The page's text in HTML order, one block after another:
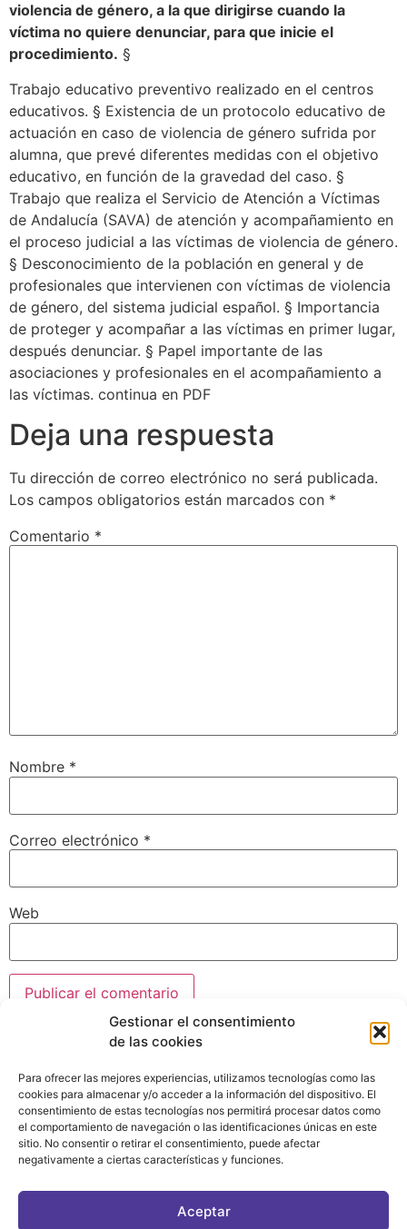
Gestionar el consentimiento
de las cookies
Para ofrecer las mejores experiencias, utilizamos tecnologías como las
cookies para almacenar y/o acceder a la información del dispositivo. El
consentimiento de estas tecnologías nos permitirá procesar datos como
el comportamiento de navegación o las identificaciones únicas en este
sitio. No consentir o retirar el consentimiento, puede afectar
negativamente a ciertas características y funciones.
Aceptar
violencia de género, a la que dirigirse cuando la
víctima no quiere denunciar, para que inicie el
procedimiento. §
Trabajo educativo preventivo realizado en el centros
educativos. § Existencia de un protocolo educativo de
actuación en caso de violencia de género sufrida por
alumna, que prevé diferentes medidas con el objetivo
educativo, en función de la gravedad del caso. §
Trabajo que realiza el Servicio de Atención a Víctimas
de Andalucía (SAVA) de atención y acompañamiento en
el proceso judicial a las víctimas de violencia de género.
§ Desconocimiento de la población en general y de
profesionales que intervienen con víctimas de violencia
de género, del sistema judicial español. § Importancia
de proteger y acompañar a las víctimas en primer lugar,
después denunciar. § Papel importante de las
asociaciones y profesionales en el acompañamiento a
las víctimas. continua en PDF
Deja una respuesta
Tu dirección de correo electrónico no será publicada.
Los campos obligatorios están marcados con *
Comentario *
Nombre *
Correo electrónico *
Web
ASOCIATE AL FÓRUM